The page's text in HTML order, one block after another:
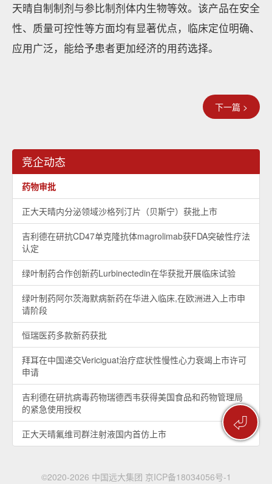
⏎
天晴自制制剂与参比制剂体内生物等效。该产品在安全
性、质量可控性等方面均有显著优点，临床定位明确、
应用广泛，能给予患者更加经济的用药选择。
下一篇 >
竞企动态
药物审批
正大天晴内分泌领域沙格列汀片（贝斯宁）获批上市
吉利德在研抗CD47单克隆抗体magrolimab获FDA突破性疗法
认定
绿叶制药合作创新药Lurbinectedin在华获批开展临床试验
绿叶制药阿尔茨海默病新药在华进入临床,在欧洲进入上市申
请阶段
恒瑞医药多款新药获批
拜耳在中国递交Vericiguat治疗症状性慢性心力衰竭上市许可
申请
吉利德在研抗病毒药物瑞德西韦获得美国食品和药物管理局
的紧急使用授权
正大天晴氟维司群注射液国内首仿上市
©2020-2026 中国远大集团 京ICP备18034056号-1